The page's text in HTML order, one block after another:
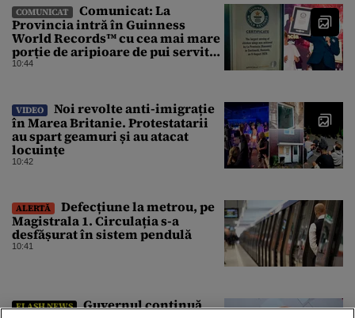
COMUNICAT
Comunicat: La
Provincia intră în Guinness
World Records™ cu cea mai mare
porție de aripioare de pui servită
la un eveniment
10:44
VIDEO
Noi revolte anti-imigrație
în Marea Britanie. Protestatarii
au spart geamuri și au atacat
locuințe
10:42
ALERTĂ
Defecțiune la metrou, pe
Magistrala 1. Circulația s-a
desfășurat în sistem pendulă
10:41
FLASH NEWS
Guvernul continuă